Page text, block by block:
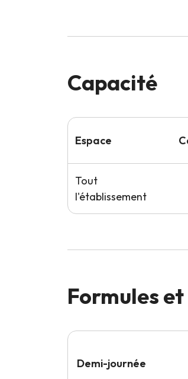
Capacité
Espace
Tout
l'établissement
Formules
Demi-journée